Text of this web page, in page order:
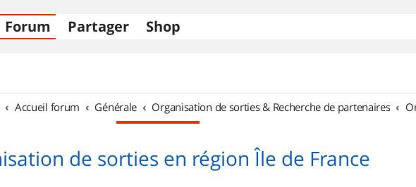
Forum Partager Shop
Accueil forum Générale Organisation de sorties & Recherche de partenaires
de sorties en région Île de France